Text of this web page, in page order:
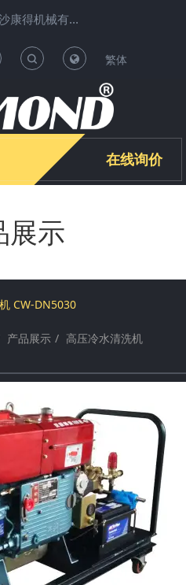
欢迎光临长沙康得机械有限公司清洗机项目运营中心 !
T
o
g
g
l
S
e
a
r
h
T
o
g
g
S
e
a
r
c
h
繁体
在线询价
展示
CW-DN5030
产品展示
高压冷水清洗机